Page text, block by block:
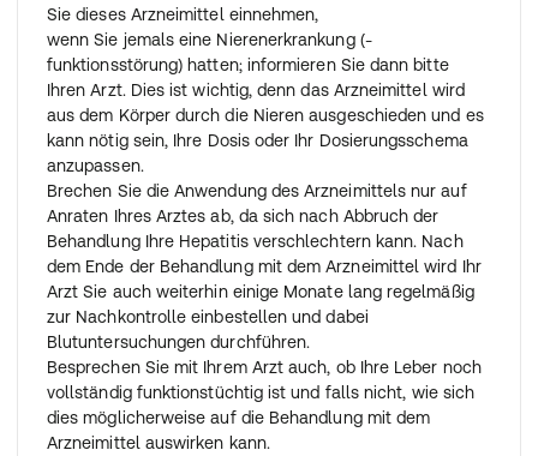
Sie dieses Arzneimittel einnehmen,
wenn Sie jemals eine Nierenerkrankung (-
funktionsstörung) hatten; informieren Sie dann bitte
Ihren Arzt. Dies ist wichtig, denn das Arzneimittel wird
aus dem Körper durch die Nieren ausgeschieden und es
kann nötig sein, Ihre Dosis oder Ihr Dosierungsschema
anzupassen.
Brechen Sie die Anwendung des Arzneimittels nur auf
Anraten Ihres Arztes ab, da sich nach Abbruch der
Behandlung Ihre Hepatitis verschlechtern kann. Nach
dem Ende der Behandlung mit dem Arzneimittel wird Ihr
Arzt Sie auch weiterhin einige Monate lang regelmäßig
zur Nachkontrolle einbestellen und dabei
Blutuntersuchungen durchführen.
Besprechen Sie mit Ihrem Arzt auch, ob Ihre Leber noch
vollständig funktionstüchtig ist und falls nicht, wie sich
dies möglicherweise auf die Behandlung mit dem
Arzneimittel auswirken kann.